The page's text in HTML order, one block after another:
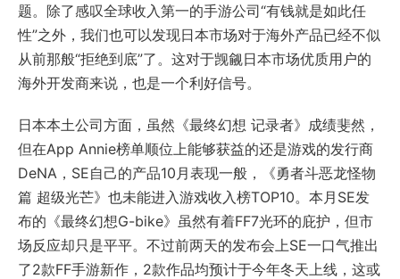
题。除了感叹全球收入第一的手游公司“有钱就是如此任
性”之外，我们也可以发现日本市场对于海外产品已经不似
从前那般“拒绝到底”了。这对于觊觎日本市场优质用户的
海外开发商来说，也是一个利好信号。
日本本土公司方面，虽然《最终幻想 记录者》成绩斐然，
但在App Annie榜单顺位上能够获益的还是游戏的发行商
DeNA，SE自己的产品10月表现一般，《勇者斗恶龙怪物
篇 超级光芒》也未能进入游戏收入榜TOP10。本月SE发
布的《最终幻想G-bike》虽然有着FF7光环的庇护，但市
场反应却只是平平。不过前两天的发布会上SE一口气推出
了2款FF手游新作，2款作品均预计于今年冬天上线，这或